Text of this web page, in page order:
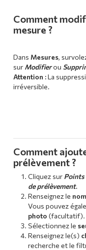
Comment
mesure ?
Dans Mesures,
sur Modifierou
Attention :La
irréversible.
Comment
prélèvement ?
Cliquez sur Points
de prélèvement.
Renseignez le nom
Vous pouvez
photo (facultatif).
Sélectionnez le
Renseignez le(s)
recherche et le